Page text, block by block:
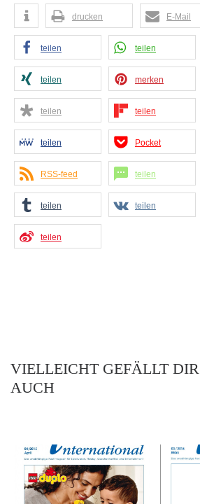
drucken E-Mail
teilen teilen
teilen merken
teilen teilen
teilen Pocket
RSS-feed teilen
teilen teilen
teilen
VIELLEICHT GEFÄLLT DIR
AUCH